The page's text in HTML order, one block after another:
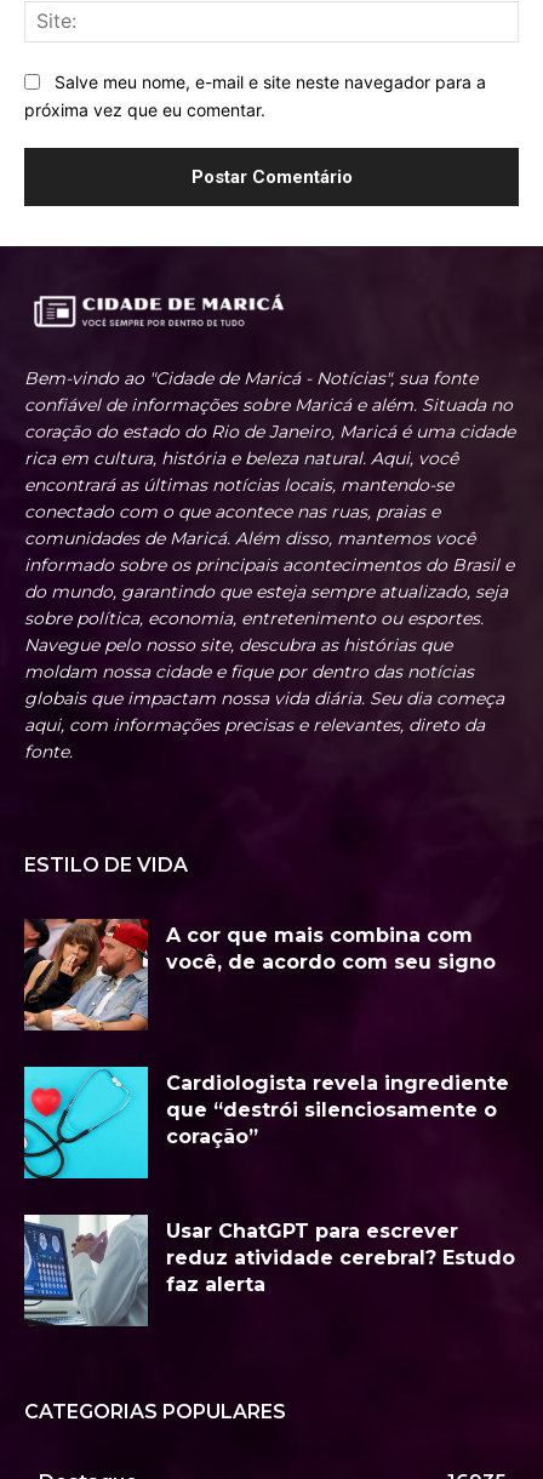
Salve meu nome, e-mail e site neste navegador para a
próxima vez que eu comentar.
Bem-vindo ao "Cidade de Maricá - Notícias", sua fonte
confiável de informações sobre Maricá e além. Situada no
coração do estado do Rio de Janeiro, Maricá é uma cidade
rica em cultura, história e beleza natural. Aqui, você
encontrará as últimas notícias locais, mantendo-se
conectado com o que acontece nas ruas, praias e
comunidades de Maricá. Além disso, mantemos você
informado sobre os principais acontecimentos do Brasil e
do mundo, garantindo que esteja sempre atualizado, seja
sobre política, economia, entretenimento ou esportes.
Navegue pelo nosso site, descubra as histórias que
moldam nossa cidade e fique por dentro das notícias
globais que impactam nossa vida diária. Seu dia começa
aqui, com informações precisas e relevantes, direto da
fonte.
ESTILO DE VIDA
A cor que mais combina com
você, de acordo com seu signo
Cardiologista revela ingrediente
que “destrói silenciosamente o
coração”
Usar ChatGPT para escrever
reduz atividade cerebral? Estudo
faz alerta
CATEGORIAS POPULARES